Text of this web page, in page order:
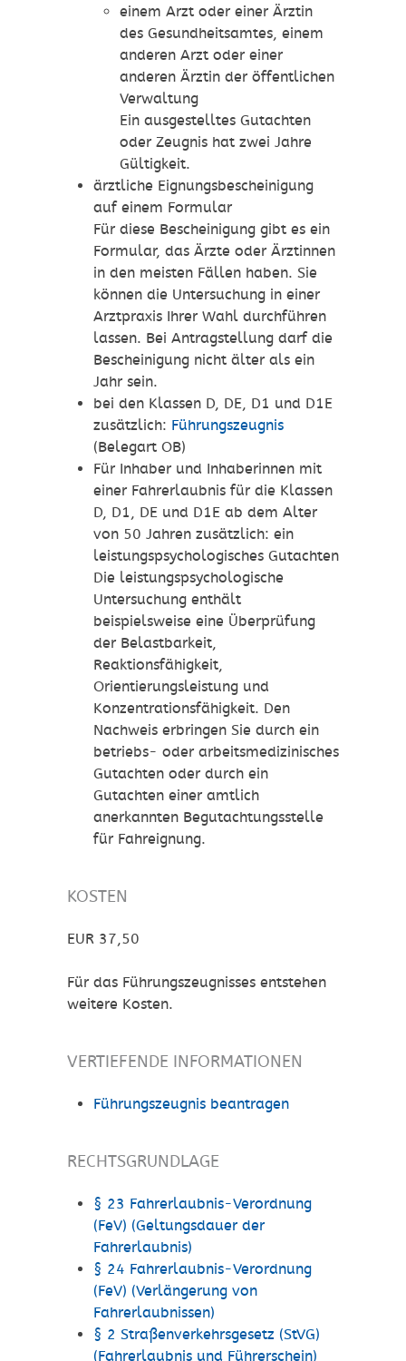
einem Arzt oder einer Ärztin
des Gesundheitsamtes, einem
anderen Arzt oder einer
anderen Ärztin der öffentlichen
Verwaltung
Ein ausgestelltes Gutachten
oder Zeugnis hat zwei Jahre
Gültigkeit.
ärztliche Eignungsbescheinigung
auf einem Formular
Für diese Bescheinigung gibt es ein
Formular, das Ärzte oder Ärztinnen
in den meisten Fällen haben. Sie
können die Untersuchung in einer
Arztpraxis Ihrer Wahl durchführen
lassen. Bei Antragstellung darf die
Bescheinigung nicht älter als ein
Jahr sein.
bei den Klassen D, DE, D1 und D1E
zusätzlich: Führungszeugnis
(Belegart OB)
Für Inhaber und Inhaberinnen mit
einer Fahrerlaubnis für die Klassen
D, D1, DE und D1E ab dem Alter
von 50 Jahren zusätzlich: ein
leistungspsychologisches Gutachten
Die leistungspsychologische
Untersuchung enthält
beispielsweise eine Überprüfung
der Belastbarkeit,
Reaktionsfähigkeit,
Orientierungsleistung und
Konzentrationsfähigkeit. Den
Nachweis erbringen Sie durch ein
betriebs- oder arbeitsmedizinisches
Gutachten oder durch ein
Gutachten einer amtlich
anerkannten Begutachtungsstelle
für Fahreignung.
KOSTEN
EUR 37,50
Für das Führungszeugnisses entstehen
weitere Kosten.
VERTIEFENDE INFORMATIONEN
Führungszeugnis beantragen
RECHTSGRUNDLAGE
§ 23 Fahrerlaubnis-Verordnung
(FeV) (Geltungsdauer der
Fahrerlaubnis)
§ 24 Fahrerlaubnis-Verordnung
(FeV) (Verlängerung von
Fahrerlaubnissen)
§ 2 Straßenverkehrsgesetz (StVG)
(Fahrerlaubnis und Führerschein)